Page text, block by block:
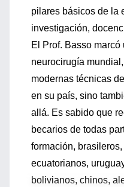
pilares básicos de la
investigación,
El Prof. Basso
neurocirugía
modernas técnicas
en su país, sino
allá. Es sabido que
becarios de todas
formación,
ecuatorianos,
bolivianos, chinos,